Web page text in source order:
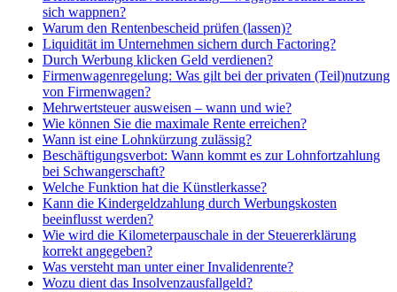
sich wappnen?
Warum den Rentenbescheid prüfen (lassen)?
Liquidität im Unternehmen sichern durch Factoring?
Durch Werbung klicken Geld verdienen?
Firmenwagenregelung: Was gilt bei der privaten (Teil)nutzung
von Firmenwagen?
Mehrwertsteuer ausweisen – wann und wie?
Wie können Sie die maximale Rente erreichen?
Wann ist eine Lohnkürzung zulässig?
Beschäftigungsverbot: Wann kommt es zur Lohnfortzahlung
bei Schwangerschaft?
Welche Funktion hat die Künstlerkasse?
Kann die Kindergeldzahlung durch Werbungskosten
beeinflusst werden?
Wie wird die Kilometerpauschale in der Steuererklärung
korrekt angegeben?
Was versteht man unter einer Invalidenrente?
Wozu dient das Insolvenzausfallgeld?